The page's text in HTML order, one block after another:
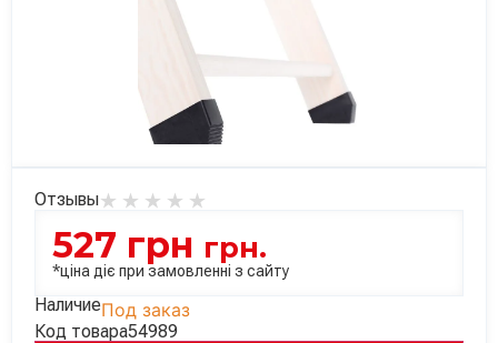
Отзывы
527 грн грн.
*ціна діє при замовленні з сайту
НаличиеПод заказ
Код товара54989